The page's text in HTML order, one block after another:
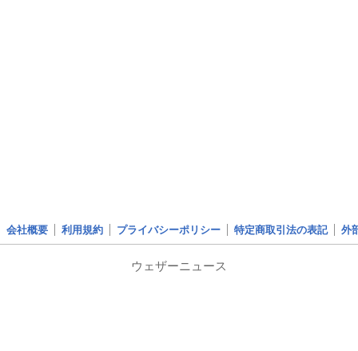
会社概要 利用規約 プライバシーポリシー 特定商取引法の表記 外
ウェザーニュース